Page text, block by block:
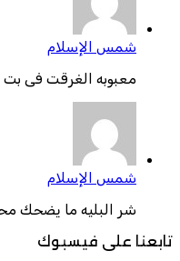
شمس الإسلام
معبوبه الغرقت فى بت
شمس الإسلام
شر البليه ما يضحك
تابعنا على فيسبوك